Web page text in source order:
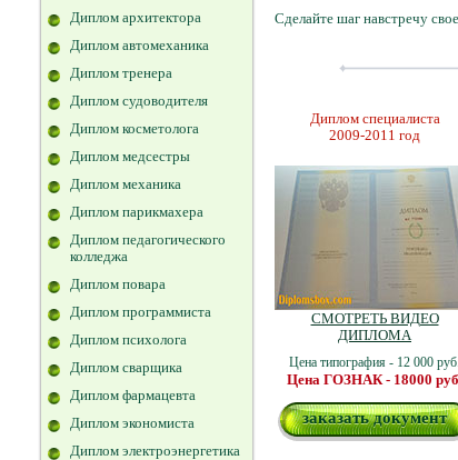
Диплом архитектора
Диплом автомеханика
Диплом тренера
Диплом судоводителя
Диплом косметолога
Диплом медсестры
Диплом механика
Диплом парикмахера
Диплом педагогического
колледжа
Диплом повара
Диплом программиста
Диплом психолога
Диплом сварщика
Диплом фармацевта
Диплом экономиста
Диплом электроэнергетика
Сделайте шаг навстречу
Диплом специалиста
2009-2011 год
СМОТРЕТЬ ВИДЕО
ДИПЛОМА
Цена типография - 12 000 руб.
Цена ГОЗНАК - 18000
заказать документ